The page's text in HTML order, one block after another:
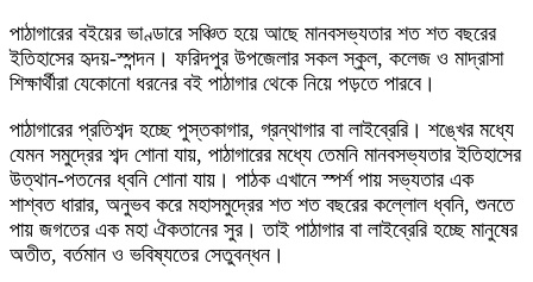
পাঠাগারের বইয়ের ভাণ্ডারে সঞ্চিত হয়ে আছে মানবসভ্যতার শত শত বছরের
ইতিহাসের হৃদয়-স্পন্দন। ফরিদপুর উপজেলার সকল স্কুল, কলেজ ও মাদ্রাসা
শিক্ষার্থীরা যেকোনো ধরনের বই পাঠাগার থেকে নিয়ে পড়তে পারবে।
পাঠাগারের প্রতিশব্দ হচ্ছে পুস্তকাগার, গ্রন্থাগার বা লাইব্রেরি। শঙ্খের মধ্যে
যেমন সমুদ্রের শব্দ শোনা যায়, পাঠাগারের মধ্যে তেমনি মানবসভ্যতার ইতিহাসের
উত্থান-পতনের ধ্বনি শোনা যায়। পাঠক এখানে স্পর্শ পায় সভ্যতার এক
শাশ্বত ধারার, অনুভব করে মহাসমুদ্রের শত শত বছরের কল্লোল ধ্বনি, শুনতে
পায় জগতের এক মহা ঐকতানের সুর। তাই পাঠাগার বা লাইব্রেরি হচ্ছে মানুষের
অতীত, বর্তমান ও ভবিষ্যতের সেতুবন্ধন।